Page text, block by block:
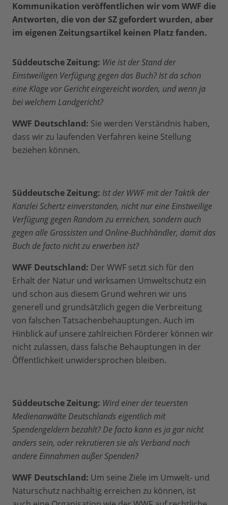
Kommunikation veröffentlichen wir vom WWF die
Antworten, die von der SZ gefordert wurden, aber
im eigenen Zeitungsartikel keinen Platz fanden.
Süddeutsche Zeitung: Wie ist der Stand der
Einstweiligen Verfügung gegen das Buch? Ist da schon
eine Klage vor Gericht eingereicht worden, und wenn ja
bei welchem Landgericht?
WWF Deutschland: Sie werden Verständnis haben,
dass wir zu laufenden Verfahren keine Stellung
beziehen können.
Süddeutsche Zeitung: Ist der WWF mit der Taktik der
Kanzlei Schertz einverstanden, nicht nur eine Einstweilige
Verfügung gegen Random zu erreichen, sondern auch
gegen alle Grossisten und Online-Buchhändler, damit das
Buch de facto nicht zu erwerben ist?
WWF Deutschland: Der WWF setzt sich für den
Erhalt der Natur und wirksamen Umweltschutz ein
und schon aus diesem Grund wehren wir uns
generell und grundsätzlich gegen die Verbreitung
von falschen Tatsachenbehauptungen. Auch im
Hinblick auf unsere zahlreichen Förderer können wir
nicht zulassen, dass falsche Behauptungen in der
Öffentlichkeit unwidersprochen bleiben.
Süddeutsche Zeitung: Wird einer der teuersten
Medienanwälte Deutschlands eigentlich mit
Spendengeldern bezahlt? De facto kann es ja gar nicht
anders sein, oder rekrutieren sie als Verband noch
andere Einnahmen außer Spenden?
WWF Deutschland: Um seine Ziele im Umwelt- und
Naturschutz nachhaltig erreichen zu können, ist